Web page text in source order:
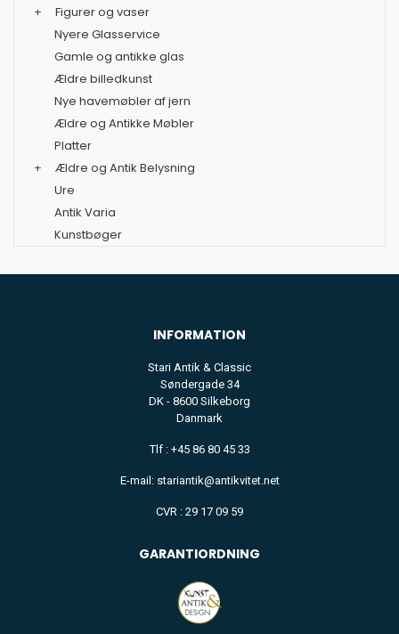
+
Figurer og vaser
Nyere Glasservice
Gamle og antikke glas
Ældre billedkunst
Nye havemøbler af jern
Ældre og Antikke Møbler
Platter
+
Ældre og Antik Belysning
Ure
Antik Varia
Kunstbøger
INFORMATION
Stari Antik & Classic
Søndergade 34
DK - 8600 Silkeborg
Danmark
Tlf : +45 86 80 45 33
E-mail: stariantik@antikvitet.net
CVR : 29 17 09 59
GARANTIORDNING